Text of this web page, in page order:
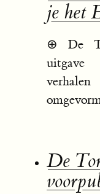
je het
⊕ De
uitgave
De